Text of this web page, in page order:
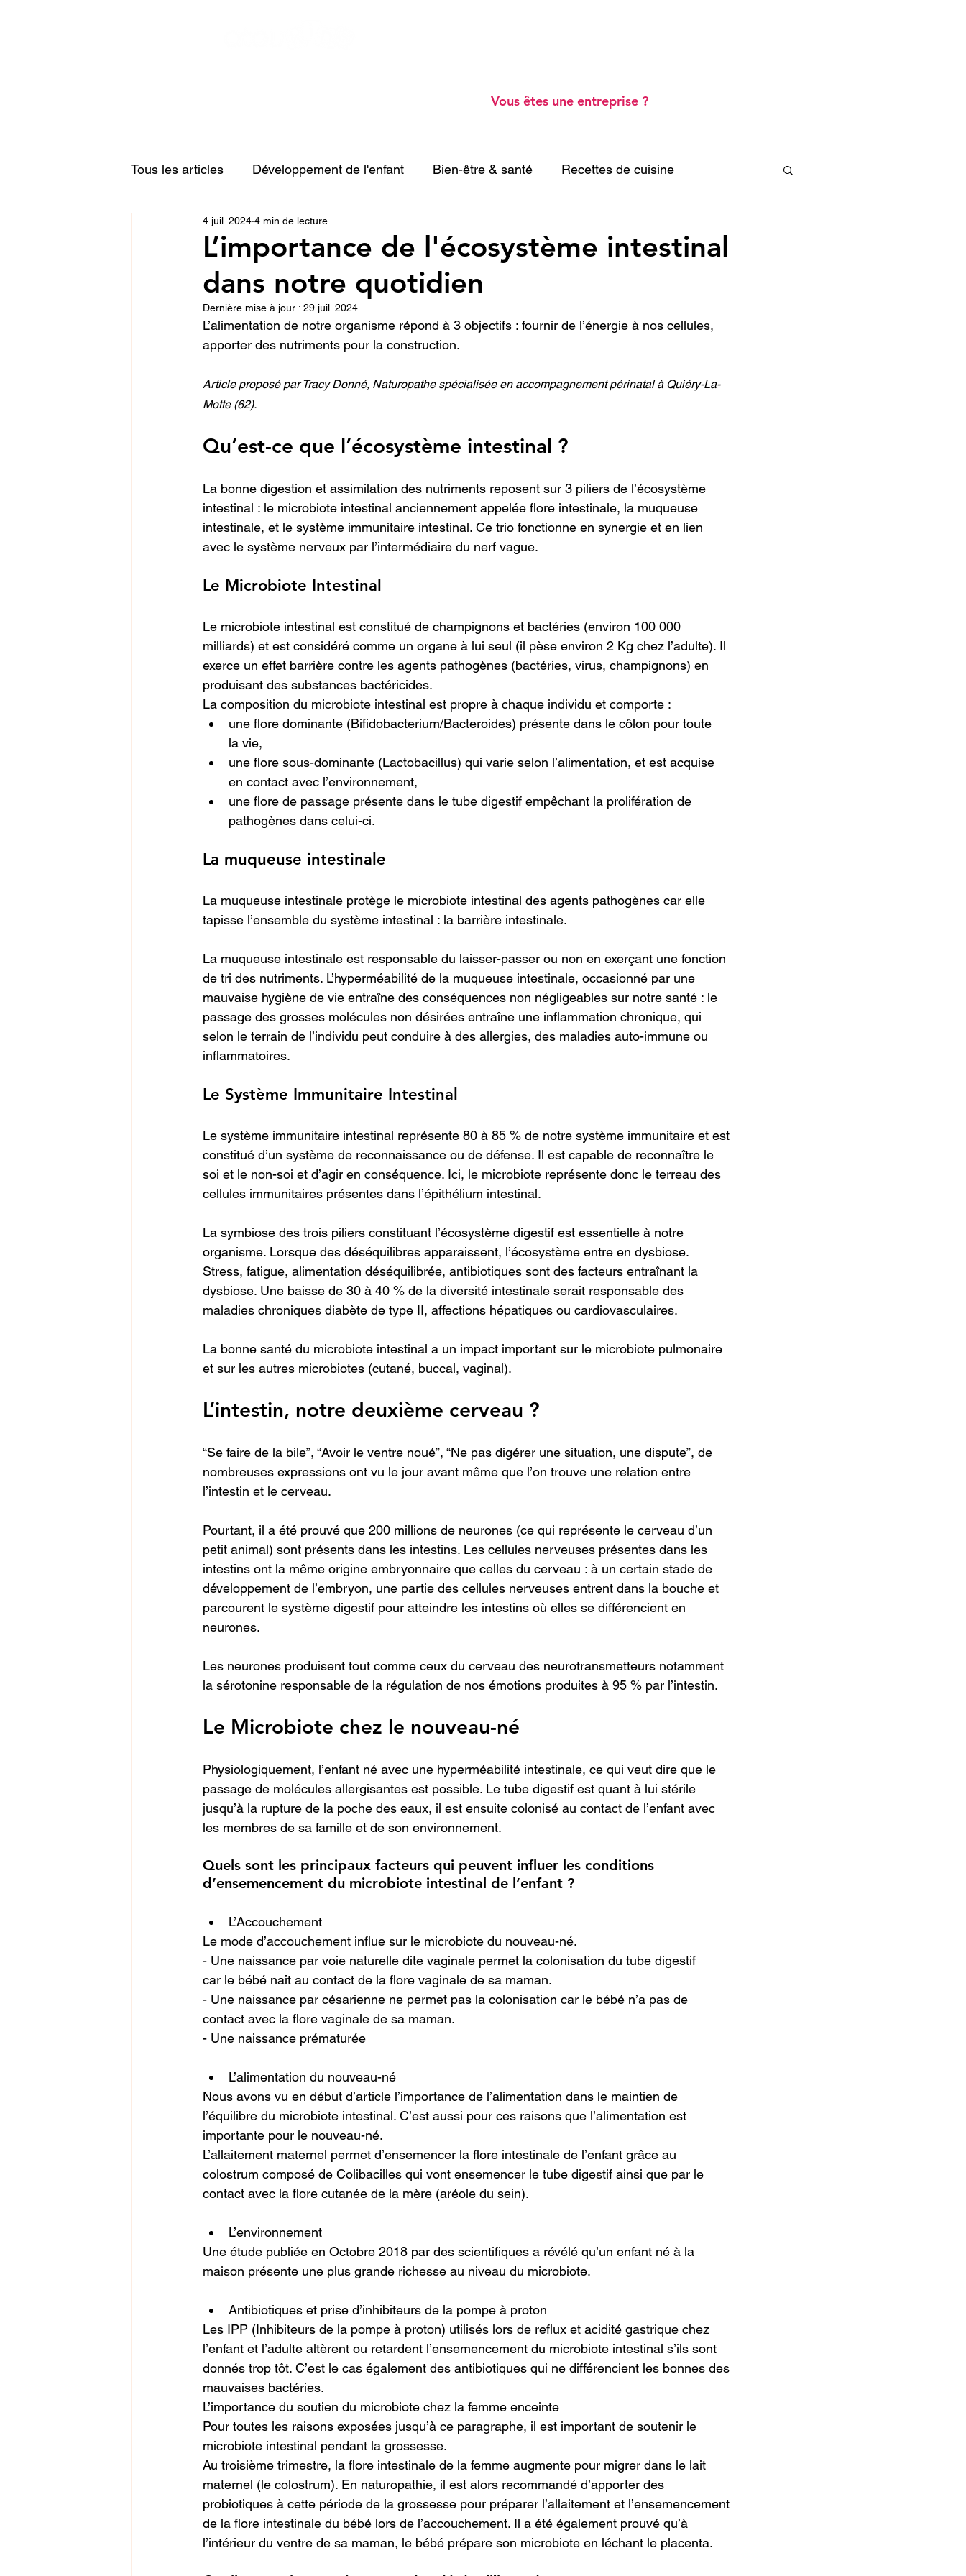
Vous êtes une entreprise ?
Tous les articles Développement de l'enfant Bien-être & santé Recettes de cuisine
Relations familiales Activités enfant
L’importance de l'écosystème intestinal
dans notre quotidien
4 juil. 2024 4 min de lecture
Dernière mise à jour : 29 juil. 2024
L’alimentation de notre organisme répond à 3 objectifs : fournir de l’énergie à nos cellules,
apporter des nutriments pour la construction.
Article proposé par Tracy Donné, Naturopathe spécialisée en accompagnement périnatal à Quiéry-La-
Motte (62).
Qu’est-ce que l’écosystème intestinal ?
La bonne digestion et assimilation des nutriments reposent sur 3 piliers de l’écosystème
intestinal : le microbiote intestinal anciennement appelée flore intestinale, la muqueuse
intestinale, et le système immunitaire intestinal. Ce trio fonctionne en synergie et en lien
avec le système nerveux par l’intermédiaire du nerf vague.
Le Microbiote Intestinal
Le microbiote intestinal est constitué de champignons et bactéries (environ 100 000
milliards) et est considéré comme un organe à lui seul (il pèse environ 2 Kg chez l’adulte). Il
exerce un effet barrière contre les agents pathogènes (bactéries, virus, champignons) en
produisant des substances bactéricides.
La composition du microbiote intestinal est propre à chaque individu et comporte :
une flore dominante (Bifidobacterium/Bacteroides) présente dans le côlon pour toute
la vie,
une flore sous-dominante (Lactobacillus) qui varie selon l’alimentation, et est acquise
en contact avec l’environnement,
une flore de passage présente dans le tube digestif empêchant la prolifération de
pathogènes dans celui-ci.
La muqueuse intestinale
La muqueuse intestinale protège le microbiote intestinal des agents pathogènes car elle
tapisse l’ensemble du système intestinal : la barrière intestinale.
La muqueuse intestinale est responsable du laisser-passer ou non en exerçant une fonction
de tri des nutriments. L’hyperméabilité de la muqueuse intestinale, occasionné par une
mauvaise hygiène de vie entraîne des conséquences non négligeables sur notre santé : le
passage des grosses molécules non désirées entraîne une inflammation chronique, qui
selon le terrain de l’individu peut conduire à des allergies, des maladies auto-immune ou
inflammatoires.
Le Système Immunitaire Intestinal
Le système immunitaire intestinal représente 80 à 85 % de notre système immunitaire et est
constitué d’un système de reconnaissance ou de défense. Il est capable de reconnaître le
soi et le non-soi et d’agir en conséquence. Ici, le microbiote représente donc le terreau des
cellules immunitaires présentes dans l’épithélium intestinal.
La symbiose des trois piliers constituant l’écosystème digestif est essentielle à notre
organisme. Lorsque des déséquilibres apparaissent, l’écosystème entre en dysbiose.
Stress, fatigue, alimentation déséquilibrée, antibiotiques sont des facteurs entraînant la
dysbiose. Une baisse de 30 à 40 % de la diversité intestinale serait responsable des
maladies chroniques diabète de type II, affections hépatiques ou cardiovasculaires.
La bonne santé du microbiote intestinal a un impact important sur le microbiote pulmonaire
et sur les autres microbiotes (cutané, buccal, vaginal).
L’intestin, notre deuxième cerveau ?
“Se faire de la bile”, “Avoir le ventre noué”, “Ne pas digérer une situation, une dispute”, de
nombreuses expressions ont vu le jour avant même que l’on trouve une relation entre
l’intestin et le cerveau.
Pourtant, il a été prouvé que 200 millions de neurones (ce qui représente le cerveau d’un
petit animal) sont présents dans les intestins. Les cellules nerveuses présentes dans les
intestins ont la même origine embryonnaire que celles du cerveau : à un certain stade de
développement de l’embryon, une partie des cellules nerveuses entrent dans la bouche et
parcourent le système digestif pour atteindre les intestins où elles se différencient en
neurones.
Les neurones produisent tout comme ceux du cerveau des neurotransmetteurs notamment
la sérotonine responsable de la régulation de nos émotions produites à 95 % par l’intestin.
Le Microbiote chez le nouveau-né
Physiologiquement, l’enfant né avec une hyperméabilité intestinale, ce qui veut dire que le
passage de molécules allergisantes est possible. Le tube digestif est quant à lui stérile
jusqu’à la rupture de la poche des eaux, il est ensuite colonisé au contact de l’enfant avec
les membres de sa famille et de son environnement.
Quels sont les principaux facteurs qui peuvent influer les conditions
d’ensemencement du microbiote intestinal de l’enfant ?
L’Accouchement
Le mode d’accouchement influe sur le microbiote du nouveau-né.
- Une naissance par voie naturelle dite vaginale permet la colonisation du tube digestif
car le bébé naît au contact de la flore vaginale de sa maman.
- Une naissance par césarienne ne permet pas la colonisation car le bébé n’a pas de
contact avec la flore vaginale de sa maman.
- Une naissance prématurée
L’alimentation du nouveau-né
Nous avons vu en début d’article l’importance de l’alimentation dans le maintien de
l’équilibre du microbiote intestinal. C’est aussi pour ces raisons que l’alimentation est
importante pour le nouveau-né.
L’allaitement maternel permet d’ensemencer la flore intestinale de l’enfant grâce au
colostrum composé de Colibacilles qui vont ensemencer le tube digestif ainsi que par le
contact avec la flore cutanée de la mère (aréole du sein).
L’environnement
Une étude publiée en Octobre 2018 par des scientifiques a révélé qu’un enfant né à la
maison présente une plus grande richesse au niveau du microbiote.
Antibiotiques et prise d’inhibiteurs de la pompe à proton
Les IPP (Inhibiteurs de la pompe à proton) utilisés lors de reflux et acidité gastrique chez
l’enfant et l’adulte altèrent ou retardent l’ensemencement du microbiote intestinal s’ils sont
donnés trop tôt. C’est le cas également des antibiotiques qui ne différencient les bonnes des
mauvaises bactéries.
L’importance du soutien du microbiote chez la femme enceinte
Pour toutes les raisons exposées jusqu’à ce paragraphe, il est important de soutenir le
microbiote intestinal pendant la grossesse.
Au troisième trimestre, la flore intestinale de la femme augmente pour migrer dans le lait
maternel (le colostrum). En naturopathie, il est alors recommandé d’apporter des
probiotiques à cette période de la grossesse pour préparer l’allaitement et l’ensemencement
de la flore intestinale du bébé lors de l’accouchement. Il a été également prouvé qu’à
l’intérieur du ventre de sa maman, le bébé prépare son microbiote en léchant le placenta.